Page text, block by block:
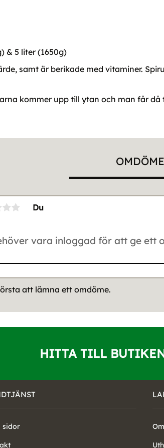
& 5 liter (1650g)
samt är berikade med vitaminer.
kommer upp till ytan och man får då
Du
att lämna ett omdöme.
HITTA TILL
sidor